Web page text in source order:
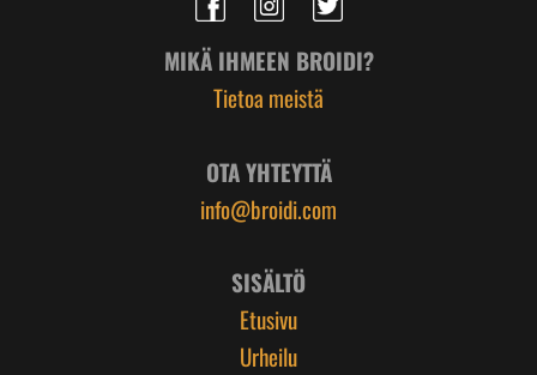
MIKÄ IHMEEN BROIDI?
Tietoa meistä
OTA YHTEYTTÄ
info@broidi.com
SISÄLTÖ
Etusivu
Urheilu